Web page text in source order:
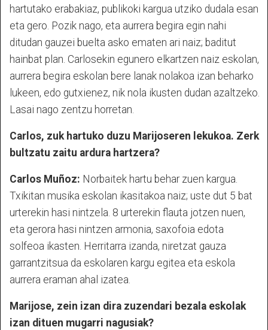
hartutako erabakiaz, publikoki kargua utziko dudala esan
eta gero. Pozik nago, eta aurrera begira egin nahi
ditudan gauzei buelta asko ematen ari naiz; baditut
hainbat plan. Carlosekin egunero elkartzen naiz eskolan,
aurrera begira eskolan bere lanak nolakoa izan beharko
lukeen, edo gutxienez, nik nola ikusten dudan azaltzeko.
Lasai nago zentzu horretan.
Carlos, zuk hartuko duzu Marijoseren lekukoa. Zerk
bultzatu zaitu ardura hartzera?
Carlos Muñoz: Norbaitek hartu behar zuen kargua.
Txikitan musika eskolan ikasitakoa naiz; uste dut 5 bat
urterekin hasi nintzela. 8 urterekin flauta jotzen nuen,
eta gerora hasi nintzen armonia, saxofoia edota
solfeoa ikasten. Herritarra izanda, niretzat gauza
garrantzitsua da eskolaren kargu egitea eta eskola
aurrera eraman ahal izatea.
Marijose, zein izan dira zuzendari bezala eskolak
izan dituen mugarri nagusiak?